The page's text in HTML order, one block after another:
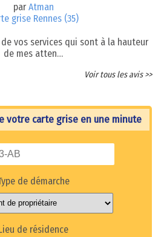
par Atman
grise Rennes (35)
vos services qui sont à la hauteur
de mes atten…
Voir tous les avis >>
votre carte grise en une minute
de démarche
de résidence